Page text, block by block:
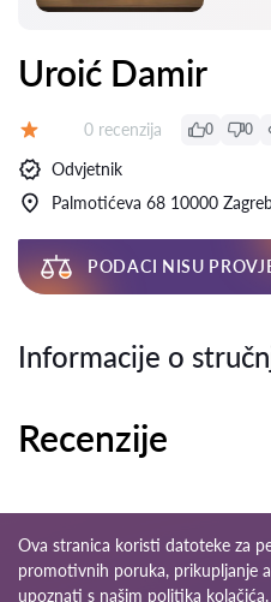
Uroić Damir
Recenzija:
0 recenzija 0 0
Odvjetnik
Palmotićeva 68 10000
PODACI NISU
Informacije o
Recenzije
Ova stranica koristi datoteke za
promotivnih poruka, prikupljanje
upoznati s našim politika kolačića